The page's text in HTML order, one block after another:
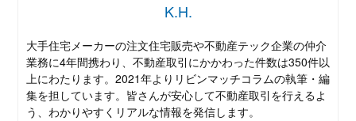
K.H.
大手住宅メーカーの注文住宅販売や不動産テック企業の仲介
業務に4年間携わり、不動産取引にかかわった件数は350件以
上にわたります。2021年よりリビンマッチコラムの執筆・編
集を担しています。皆さんが安心して不動産取引を行えるよ
う、わかりやすくリアルな情報を発信します。